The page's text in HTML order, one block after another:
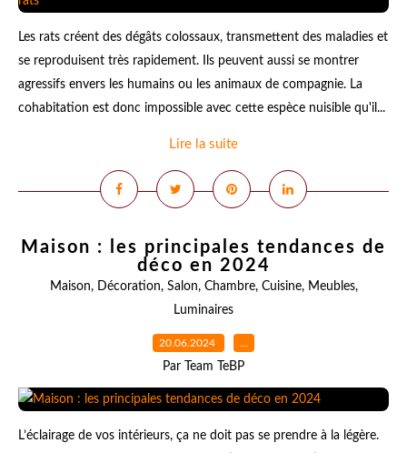
Les rats créent des dégâts colossaux, transmettent des maladies et
se reproduisent très rapidement. Ils peuvent aussi se montrer
agressifs envers les humains ou les animaux de compagnie. La
cohabitation est donc impossible avec cette espèce nuisible qu'il...
Lire la suite
Maison : les principales tendances de
déco en 2024
Maison, Décoration, Salon, Chambre, Cuisine, Meubles,
Luminaires
20.06.2024 …
Par Team TeBP
L’éclairage de vos intérieurs, ça ne doit pas se prendre à la légère.